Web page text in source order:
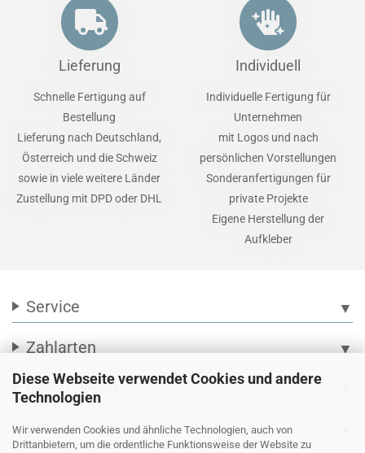
Diese Webseite verwendet Cookies und andere
Technologien
Wir verwenden Cookies und ähnliche Technologien, auch von
Drittanbietern, um die ordentliche Funktionsweise der Website zu
Lieferung
Schnelle Fertigung auf
Bestellung
Lieferung nach Deutschland,
Österreich und die Schweiz
sowie in viele weitere Länder
Zustellung mit DPD oder DHL
Individuell
Individuelle Fertigung für
Unternehmen
mit Logos und nach
persönlichen Vorstellungen
Sonderanfertigungen für
private Projekte
Eigene Herstellung der
Aufkleber
Service ▼
Zahlarten ▼
Social Media
Wir versenden mit